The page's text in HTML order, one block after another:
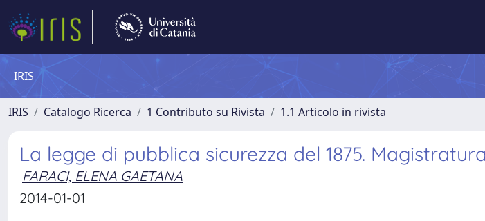
IRIS
IRIS Catalogo Ricerca 1 Contributo su Rivista 1.1 Articolo in rivista
La legge di pubblica sicurezza del 1875.
FARACI, ELENA GAETANA
2014-01-01